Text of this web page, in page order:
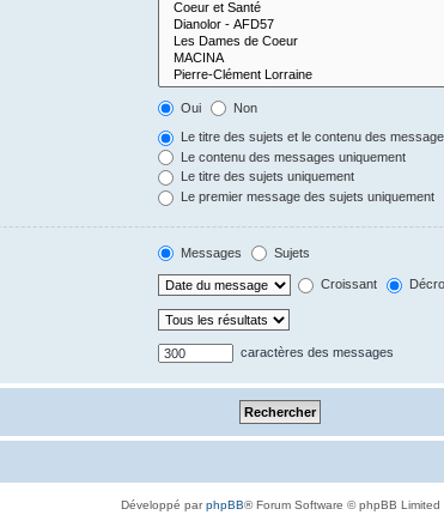
Oui Non
Le titre des sujets et le contenu des
Le contenu des messages uniquement
Le titre des sujets uniquement
Le premier message des sujets uniquement
Messages Sujets
Croissant
caractères des messages
Développé parphpBB® Forum Software © phpBB Limited